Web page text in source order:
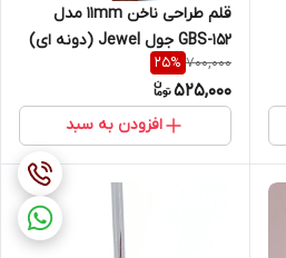
قلم طراحی ناخن 11mm مدل
GBS-152 جول Jewel (دونه ای)
700,000
25%
525,000
افزودن به سبد